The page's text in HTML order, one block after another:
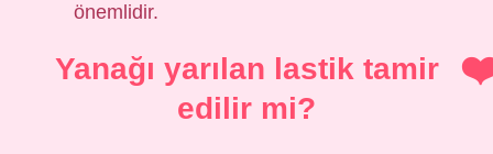
önemlidir.
Yanağı yarılan lastik tamir
edilir mi?